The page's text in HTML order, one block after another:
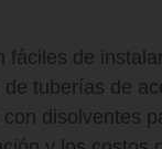
de
tuberías de
disolventes